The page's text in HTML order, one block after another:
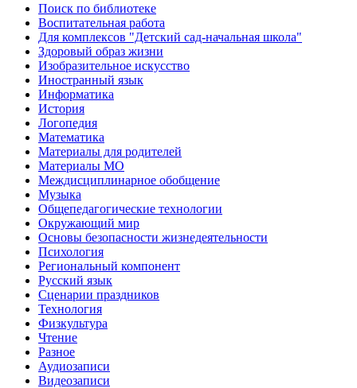
Поиск по библиотеке
Воспитательная работа
Для комплексов "Детский сад-начальная школа"
Здоровый образ жизни
Изобразительное искусство
Иностранный язык
Информатика
История
Логопедия
Математика
Материалы для родителей
Материалы МО
Междисциплинарное обобщение
Музыка
Общепедагогические технологии
Окружающий мир
Основы безопасности жизнедеятельности
Психология
Региональный компонент
Русский язык
Сценарии праздников
Технология
Физкультура
Чтение
Разное
Аудиозаписи
Видеозаписи